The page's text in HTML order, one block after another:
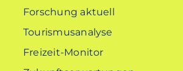
Forschung aktuell
Tourismusanalyse
Freizeit-Monitor